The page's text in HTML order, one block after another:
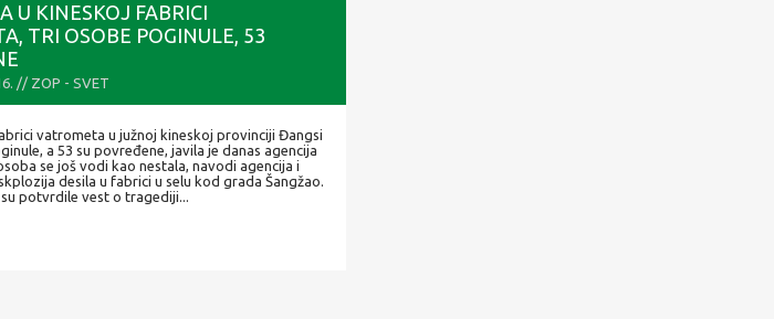
U KINESKOJ FABRICI
TRI OSOBE POGINULE, 53
// ZOP - SVET
vatrometa u južnoj kineskoj provinciji Đangsi
a 53 su povređene, javila je danas agencija
se još vodi kao nestala, navodi agencija i
desila u fabrici u selu kod grada Šangžao.
potvrdile vest o tragediji...